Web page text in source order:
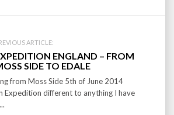
ARTICLE:
ENGLAND – FROM
SIDE TO EDALE
from Moss Side 5th of June 2014
Expedition different to anything I have